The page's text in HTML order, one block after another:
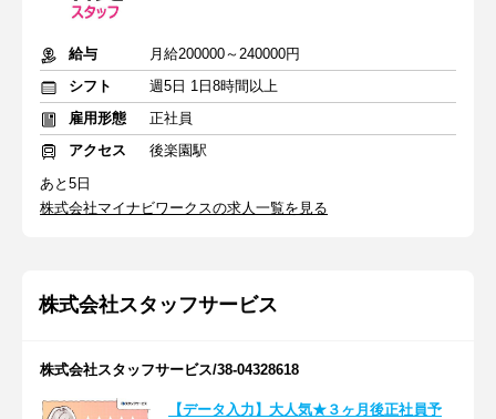
給与
月給200000～240000円
シフト
週5日 1日8時間以上
雇用形態
正社員
アクセス
後楽園駅
あと5日
株式会社マイナビワークスの求人一覧を見る
株式会社スタッフサービス
株式会社スタッフサービス/38-04328618
【データ入力】大人気★３ヶ月後正社員予